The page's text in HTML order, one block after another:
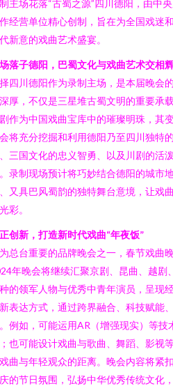
主场花落“古蜀之源”四川德阳，由中
经营单位精心创制，旨在为全国戏迷
新意的戏曲艺术盛宴。
落子德阳，巴蜀文化与戏曲艺术交相
四川德阳作为录制主场，是本届晚会
厚，不仅是三星堆古蜀文明的重要承
作为中国戏曲宝库中的璀璨明珠，其
将充分挖掘和利用德阳乃至四川独特
三国文化的忠义智勇、以及川剧的活
录制现场预计将巧妙结合德阳的城市
又具巴风蜀韵的独特舞台意境，让戏
彩。
创新，打造新时代戏曲“年夜饭”
总台重要的品牌晚会之一，春节戏曲
年晚会将继续汇聚京剧、昆曲、越剧
的领军人物与优秀中青年演员，呈现
表达方式，通过跨界融合、科技赋能
例如，可能运用AR（增强现实）等
也可能设计戏曲与歌曲、舞蹈、影视
曲与年轻观众的距离。晚会内容将紧
的节日氛围，弘扬中华优秀传统文化